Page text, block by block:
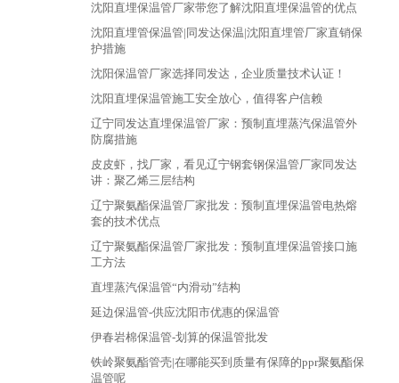
沈阳直埋保温管厂家带您了解沈阳直埋保温管的优点
沈阳直埋管保温管|同发达保温|沈阳直埋管厂家直销保
护措施
沈阳保温管厂家选择同发达，企业质量技术认证！
沈阳直埋保温管施工安全放心，值得客户信赖
辽宁同发达直埋保温管厂家：预制直埋蒸汽保温管外
防腐措施
皮皮虾，找厂家，看见辽宁钢套钢保温管厂家同发达
讲：聚乙烯三层结构
辽宁聚氨酯保温管厂家批发：预制直埋保温管电热熔
套的技术优点
辽宁聚氨酯保温管厂家批发：预制直埋保温管接口施
工方法
直埋蒸汽保温管“内滑动”结构
延边保温管-供应沈阳市优惠的保温管
伊春岩棉保温管-划算的保温管批发
铁岭聚氨酯管壳|在哪能买到质量有保障的ppr聚氨酯保
温管呢